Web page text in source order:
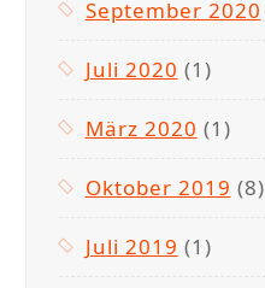
September 2020
Juli 2020 (1)
März 2020 (1)
Oktober 2019 (8)
Juli 2019 (1)